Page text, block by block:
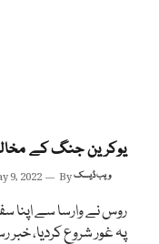
یوکرین جنگ کے
9, 2022 Byویب ڈیسک
روس نے وارسا سے اپنا
پہ غور شروع کردیا، خبر